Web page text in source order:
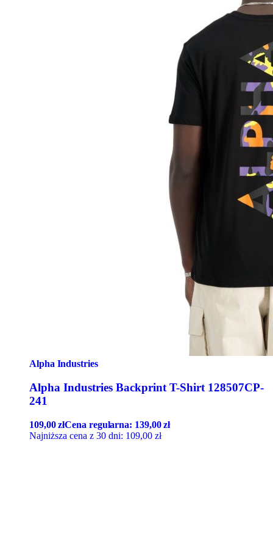
Alpha Industries
Alpha Industries Backprint T-Shirt 128507CP-
241
109,00złCena regularna: 139,00zł
Najniższa cena z 30 dni: 109,00 zł